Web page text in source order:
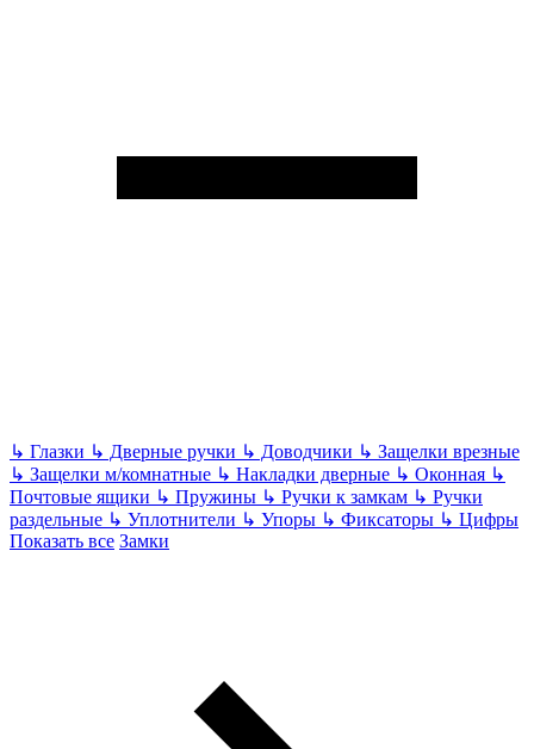
↳ Глазки ↳ Дверные ручки ↳ Доводчики ↳ Защелки врезные
↳ Защелки м/комнатные ↳ Накладки дверные ↳ Оконная ↳
Почтовые ящики ↳ Пружины ↳ Ручки к замкам ↳ Ручки
раздельные ↳ Уплотнители ↳ Упоры ↳ Фиксаторы ↳ Цифры
Показать все Замки